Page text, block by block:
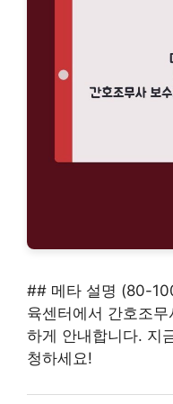
## 메타 설명 (80-
육센터에서 간호조
하게 안내합니다. 지
청하세요!